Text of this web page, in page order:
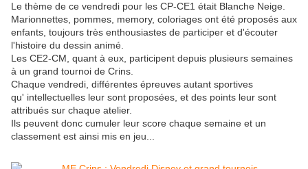
Le thème de ce vendredi pour les CP-CE1 était Blanche Neige.
Marionnettes, pommes, memory, coloriages ont été proposés aux
enfants, toujours très enthousiastes de participer et d'écouter
l'histoire du dessin animé.
Les CE2-CM, quant à eux, participent depuis plusieurs semaines
à un grand tournoi de Crins.
Chaque vendredi, différentes épreuves autant sportives
qu' intellectuelles leur sont proposées, et des points leur sont
attribués sur chaque atelier.
Ils peuvent donc cumuler leur score chaque semaine et un
classement est ainsi mis en jeu...